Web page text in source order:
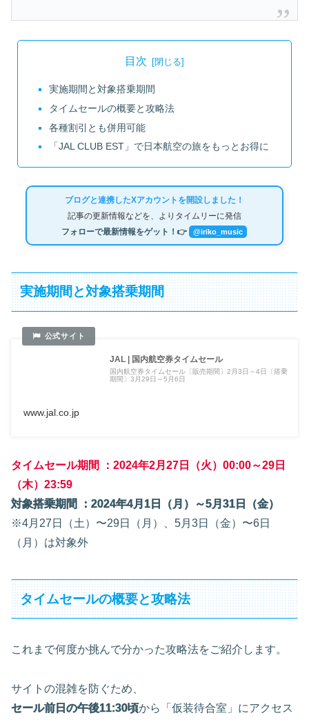
目次
実施期間と対象搭乗期間
タイムセールの概要と攻略法
各種割引とも併用可能
「JAL CLUB EST」で日本航空の旅をもっとお得に
ブログと連携したXアカウントを開設しました！
記事の更新情報などを、よりタイムリーに発信
フォローで最新情報をゲット！👉
@iriko_music
実施期間と対象搭乗期間
JAL | 国内航空券タイムセール
国内航空券タイムセール〔販売期間〕2月3日～4日〔搭乗
期間〕3月29日～5月6日
www.jal.co.jp
タイムセール期間 ：2024年2月27日（火）00:00～29日
（木）23:59
対象搭乗期間 ：2024年4月1日（月）～5月31日（金）
※4月27日（土）〜29日（月）、5月3日（金）〜6日
（月）は対象外
タイムセールの概要と攻略法
これまで何度か挑んで分かった攻略法をご紹介します。
サイトの混雑を防ぐため、
セール前日の午後11:30頃から「仮装待合室」にアクセス